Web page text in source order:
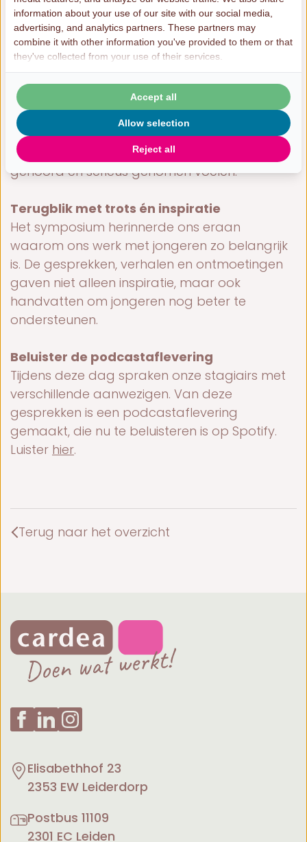
Passend onderwijs begint bij luisteren
De belangrijkste boodschap van de dag? Dat
passend onderwijs begint bij luisteren.
Jongeren weten vaak precies wat ze nodig
verhaal te delen. De inzichten van deze dag
sluiten naadloos aan bij de kern van waar
Plusgroep, Supporter en MEP voor staan: een
omgeving waarin jongeren zich gezien,
gehoord en serieus genomen voelen.
Terugblik met trots én inspiratie
Het symposium herinnerde ons eraan
waarom ons werk met jongeren zo belangrijk
is. De gesprekken, verhalen en ontmoetingen
gaven niet alleen inspiratie, maar ook
handvatten om jongeren nog beter te
ondersteunen.
Beluister de podcastaflevering
Tijdens deze dag spraken onze stagiairs met
verschillende aanwezigen. Van deze
gesprekken is een podcastaflevering
gemaakt, die nu te beluisteren is op Spotify.
Luister hier.
Terug naar het overzicht
Elisabethhof 23
2353 EW Leiderdorp
Postbus 11109
2301 EC Leiden
information about your use of our site with our social media,
advertising, and analytics partners. These partners may
combine it with other information you've provided to them or that
they've collected from your use of their services.
Reject all
Allow selection
Accept all